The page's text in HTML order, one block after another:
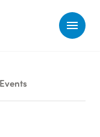
Events